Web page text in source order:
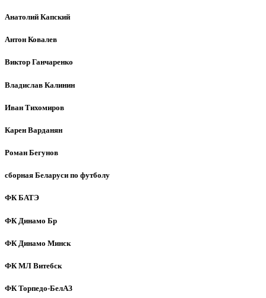
Анатолий Капский
Антон Ковалев
Виктор Ганчаренко
Владислав Калинин
Иван Тихомиров
Карен Варданян
Роман Бегунов
сборная Беларуси по футболу
ФК БАТЭ
ФК Динамо Бр
ФК Динамо Минск
ФК МЛ Витебск
ФК Торпедо-БелАЗ